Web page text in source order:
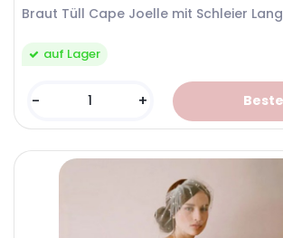
Braut Tüll Cape Joelle mit Schleier Lang
auf Lager
- +